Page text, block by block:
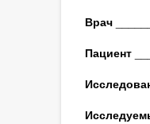
Врач
Пациент